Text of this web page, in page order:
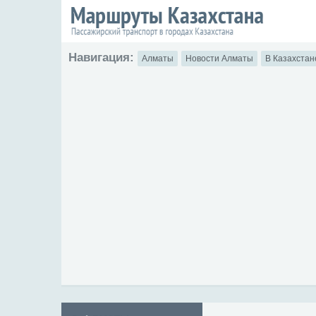
Навигация: Алматы Новости Алматы В